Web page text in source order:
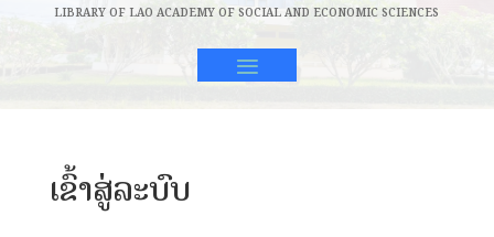
LIBRARY OF LAO ACADEMY OF SOCIAL AND ECONOMIC SCIENCES
ເຂົ້າສູ່ລະບົບ